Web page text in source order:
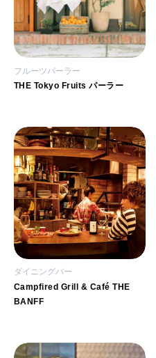
フルーツパーラー
THE Tokyo Fruits パーラー
ダイニングバー
Campfired Grill & Café THE
BANFF